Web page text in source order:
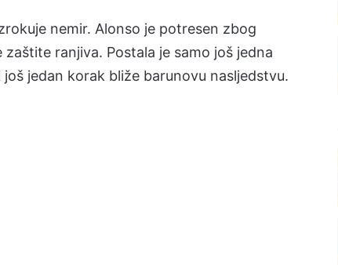
nemir. Alonso je potresen zbog
ranjiva. Postala je samo još jedna
jedan korak bliže barunovu nasljedstvu.